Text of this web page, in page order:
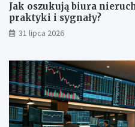
Jak oszukują biura
praktyki i sygnały?
31 lipca 2026